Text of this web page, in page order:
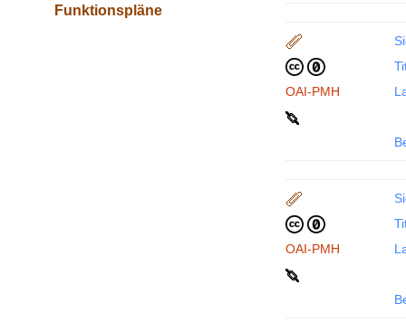
Funktionspläne
OAI-PMH
OAI-PMH